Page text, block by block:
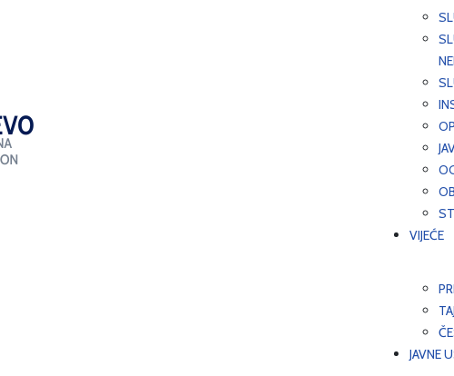
VIJEĆE
JAVNE